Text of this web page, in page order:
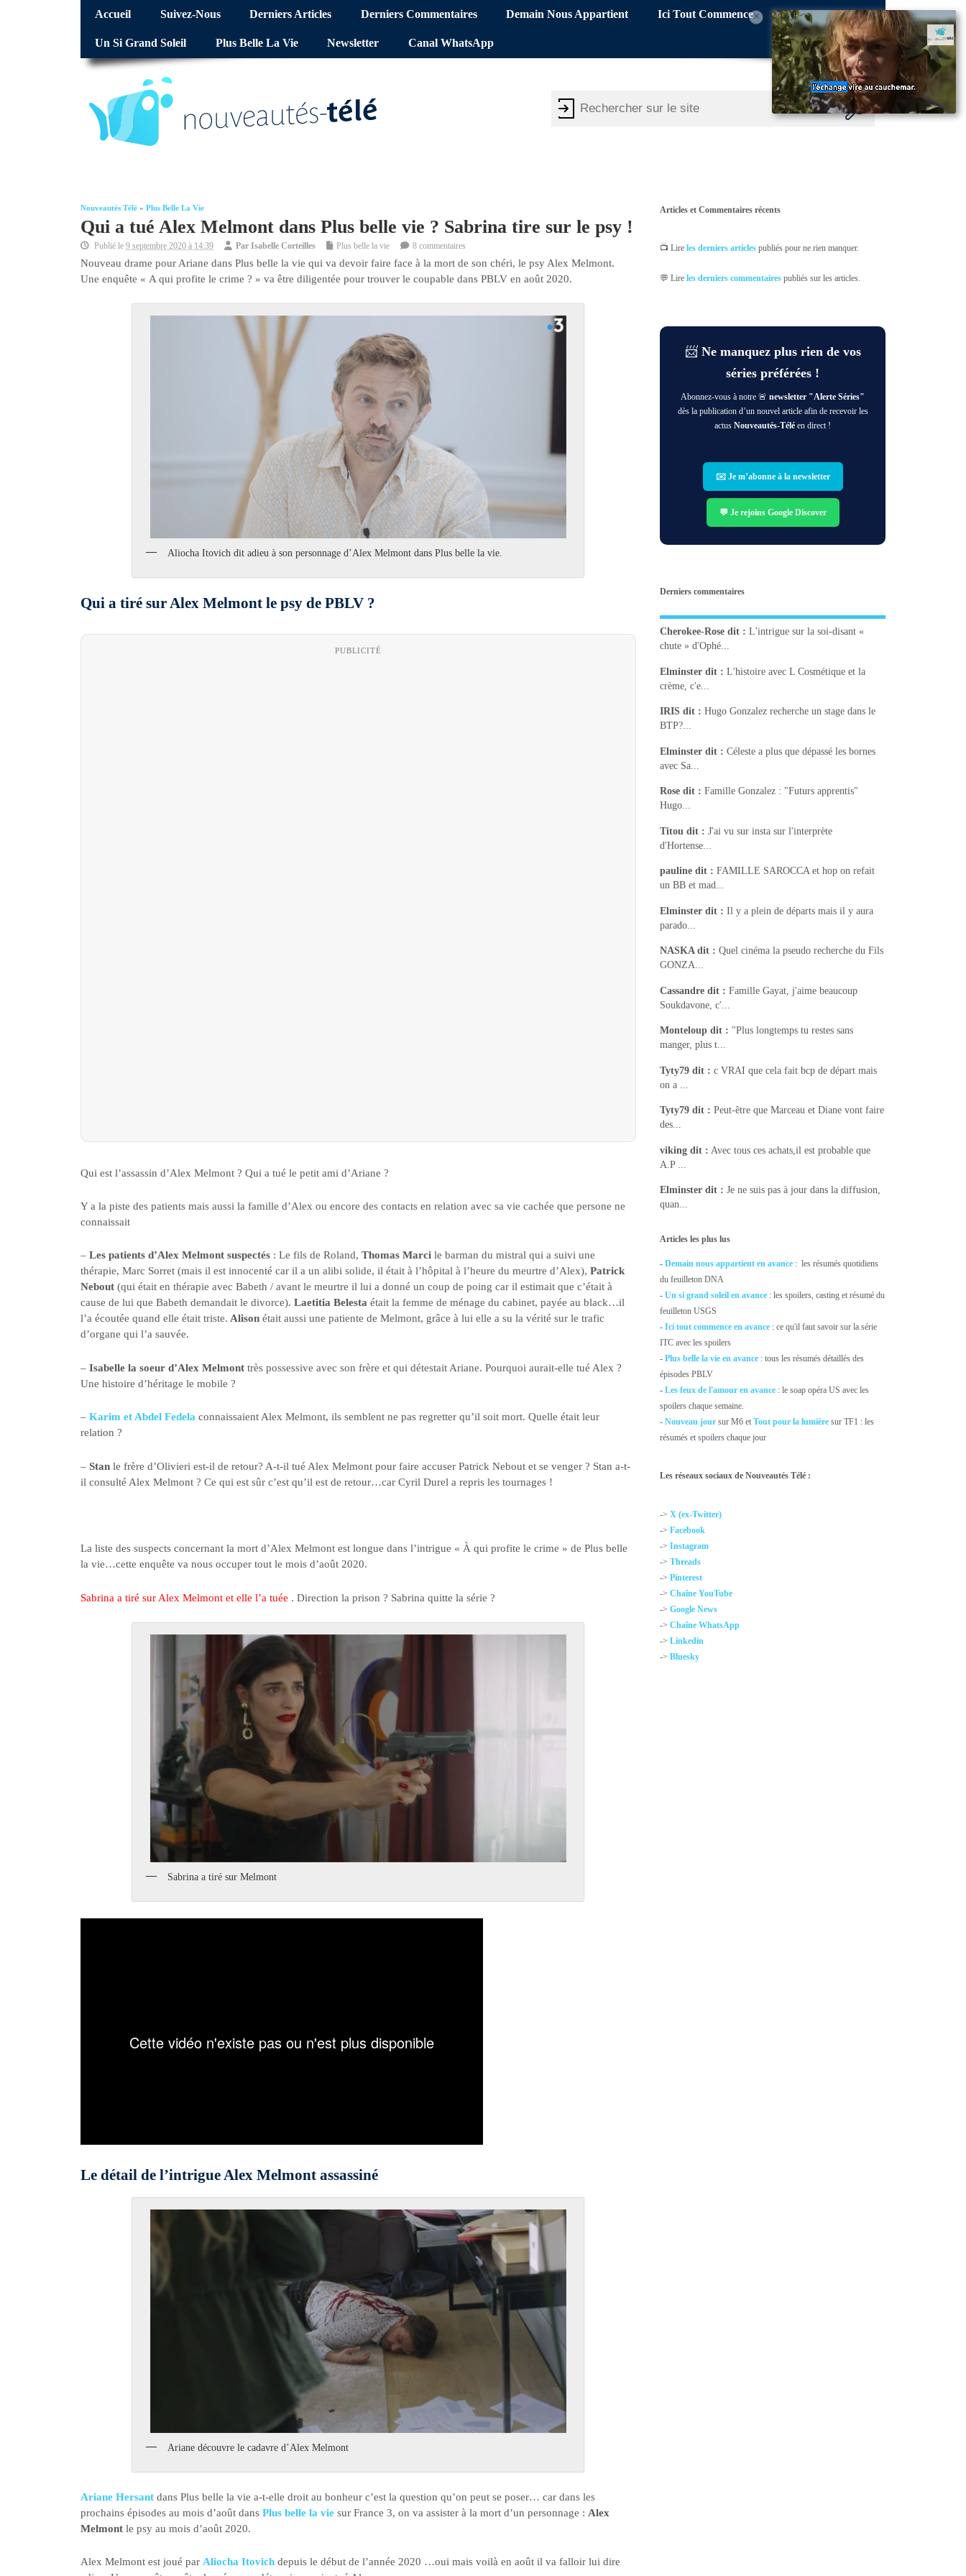
Accueil Suivez-Nous Derniers Articles Derniers Commentaires Demain Nous Appartient Ici Tout Commence
Un Si Grand Soleil Plus Belle La Vie Newsletter Canal WhatsApp
Nouveautés Télé » Plus Belle La Vie
Qui a tué Alex Melmont dans Plus belle vie ? Sabrina tire sur le psy !
Publié le 9 septembre 2020 à 14:39 Par Isabelle Corteilles Plus belle la vie 8 commentaires
Nouveau drame pour Ariane dans Plus belle la vie qui va devoir faire face à la mort de son chéri, le psy Alex Melmont.
Une enquête « A qui profite le crime ? » va être diligentée pour trouver le coupable dans PBLV en août 2020.
Aliocha Itovich dit adieu à son personnage d’Alex Melmont dans Plus belle la vie.
Qui a tiré sur Alex Melmont le psy de PBLV ?
PUBLICITÉ
Qui est l’assassin d’Alex Melmont ? Qui a tué le petit ami d’Ariane ?
Y a la piste des patients mais aussi la famille d’Alex ou encore des contacts en relation avec sa vie cachée que persone ne
connaissait
– Les patients d’Alex Melmont suspectés : Le fils de Roland, Thomas Marci le barman du mistral qui a suivi une
thérapie, Marc Sorret (mais il est innocenté car il a un alibi solide, il était à l’hôpital à l’heure du meurtre d’Alex), Patrick
Nebout (qui était en thérapie avec Babeth / avant le meurtre il lui a donné un coup de poing car il estimait que c’était à
cause de lui que Babeth demandait le divorce). Laetitia Belesta était la femme de ménage du cabinet, payée au black…il
l’a écoutée quand elle était triste. Alison était aussi une patiente de Melmont, grâce à lui elle a su la vérité sur le trafic
d’organe qui l’a sauvée.
– Isabelle la soeur d’Alex Melmont très possessive avec son frère et qui détestait Ariane. Pourquoi aurait-elle tué Alex ?
Une histoire d’héritage le mobile ?
– Karim et Abdel Fedela connaissaient Alex Melmont, ils semblent ne pas regretter qu’il soit mort. Quelle était leur
relation ?
– Stan le frère d’Olivieri est-il de retour? A-t-il tué Alex Melmont pour faire accuser Patrick Nebout et se venger ? Stan a-t-
il consulté Alex Melmont ? Ce qui est sûr c’est qu’il est de retour…car Cyril Durel a repris les tournages !
La liste des suspects concernant la mort d’Alex Melmont est longue dans l’intrigue « À qui profite le crime » de Plus belle
la vie…cette enquête va nous occuper tout le mois d’août 2020.
Sabrina a tiré sur Alex Melmont et elle l’a tuée . Direction la prison ? Sabrina quitte la série ?
Sabrina a tiré sur Melmont
Le détail de l’intrigue Alex Melmont assassiné
Ariane découvre le cadavre d’Alex Melmont
Ariane Hersant dans Plus belle la vie a-t-elle droit au bonheur c’est la question qu’on peut se poser… car dans les
prochains épisodes au mois d’août dans Plus belle la vie sur France 3, on va assister à la mort d’un personnage : Alex
Melmont le psy au mois d’août 2020.
Alex Melmont est joué par Aliocha Itovich depuis le début de l’année 2020 …oui mais voilà en août il va falloir lui dire
×
Articles et Commentaires récents
📺 Lireles derniers articles publiés pour ne rien manquer.
💬 Lireles derniers commentaires publiés sur les articles.
📨 Ne manquez plus rien de vos
séries préférées !
Abonnez-vous à notre 🚨newsletter "Alerte Séries"
dès la publication d’un nouvel article afin de recevoir les
actusNouveautés-Télé en direct !
✉️ Je m’abonne à la newsletter
💬 Je rejoins Google Discover
Derniers commentaires
Cherokee-Rose dit : L'intrigue sur la soi-disant «
chute » d'Ophé...
Elminster dit : L'histoire avec L Cosmétique et la
crème, c'e...
IRIS dit : Hugo Gonzalez recherche un stage dans le
BTP?...
Elminster dit : Céleste a plus que dépassé les bornes
avec Sa...
Rose dit : Famille Gonzalez : "Futurs apprentis"
Hugo...
Titou dit : J'ai vu sur insta sur l'interprète
d'Hortense...
pauline dit : FAMILLE SAROCCA et hop on refait
un BB et mad...
Elminster dit : Il y a plein de départs mais il y aura
parado...
NASKAdit : Quel cinéma la pseudo recherche du Fils
GONZA...
Cassandre dit : Famille Gayat, j'aime beaucoup
Soukdavone, c'...
Monteloup dit : "Plus longtemps tu restes sans
manger, plus t...
Tyty79 dit : c VRAI que cela fait bcp de départ mais
on a ...
Tyty79 dit : Peut-être que Marceau et Diane vont faire
des...
viking dit : Avec tous ces achats,il est probable que
A.P ...
Elminster dit : Je ne suis pas à jour dans la diffusion,
quan...
Articles les plus lus
-Demain nous appartient en avance : les résumés quotidiens
du feuilleton DNA
-Un si grand soleil en avance : les spoilers, casting et résumé du
feuilleton USGS
-Ici tout commence en avance : ce qu'il faut savoir sur la série
ITC avec les spoilers
- Plus belle la vie en avance : tous les résumés détaillés des
épisodes PBLV
-Les feux de l'amour en avance : le soap opéra US avec les
spoilers chaque semaine.
-Nouveau jour sur M6 etTout pour la lumière sur TF1 : les
résumés et spoilers chaque jour
Les réseaux sociaux de Nouveautés Télé :
->X (ex-Twitter)
->Facebook
->Instagram
->Threads
->Pinterest
->Chaîne YouTube
->Google News
->Chaîne WhatsApp
->Linkedin
->Bluesky